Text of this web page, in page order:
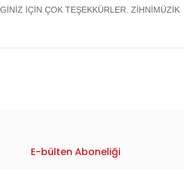
İÇİN ÇOK TEŞEKKÜRLER. ZİHNİMÜZİK
E-bülten Aboneliği